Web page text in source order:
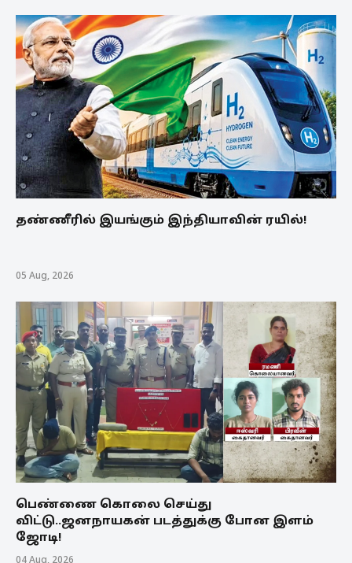
தண்ணீரில் இயங்கும் இந்தியாவின் ரயில்!
05 Aug, 2026
பெண்ணை கொலை செய்து
விட்டு..ஜனநாயகன் படத்துக்கு போன இளம்
ஜோடி!
04 Aug, 2026